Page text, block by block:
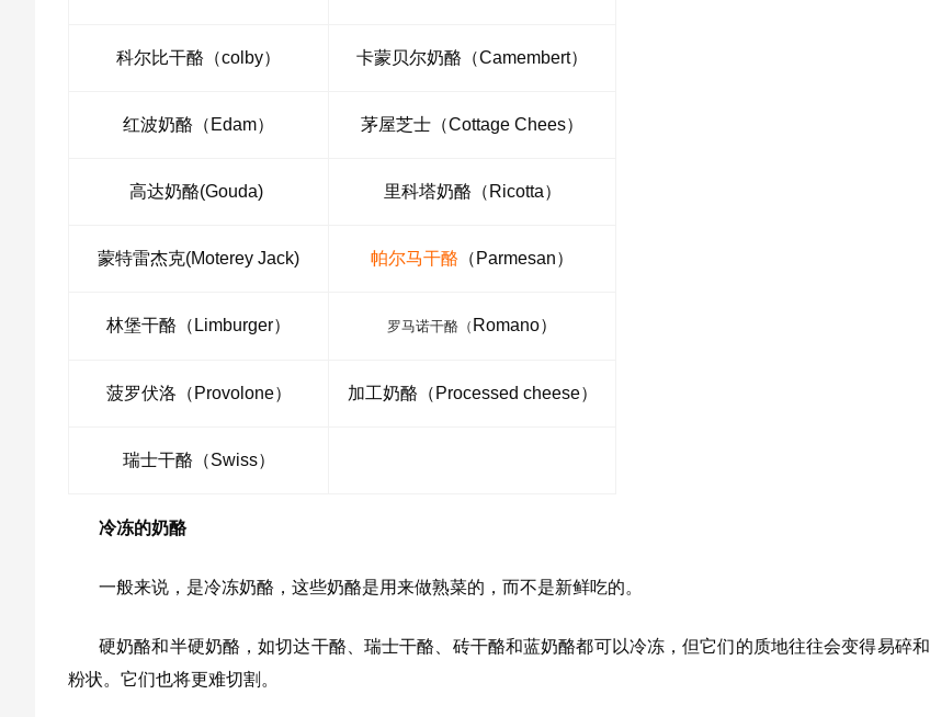
科尔比干酪（colby） 卡蒙贝尔奶酪（Camembert）
红波奶酪（Edam） 茅屋芝士（Cottage Chees）
高达奶酪(Gouda) 里科塔奶酪（Ricotta）
蒙特雷杰克(Moterey Jack) 帕尔马干酪 （Parmesan）
林堡干酪（Limburger） 罗马诺干酪（ Romano）
菠罗伏洛（Provolone） 加工奶酪（Processed cheese）
瑞士干酪（Swiss）
冷冻的奶酪
一般来说，是冷冻奶酪，这些奶酪是用来做熟菜的，而不是新鲜吃的。
硬奶酪和半硬奶酪，如切达干酪、瑞士干酪、砖干酪和蓝奶酪都可以冷冻，但它们的质地往往会变得易碎和
粉状。它们也将更难切割。